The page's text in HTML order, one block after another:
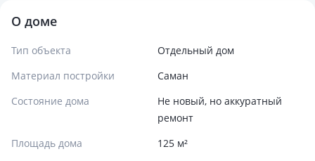
О доме
Тип объекта
Отдельный дом
Материал постройки
Саман
Состояние дома
Не новый, но аккуратный
ремонт
Площадь дома
125 м²